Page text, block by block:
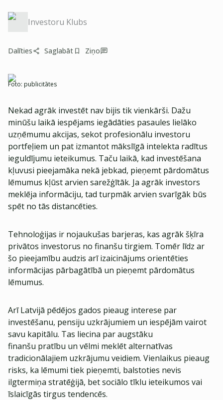
Investoru Klubs
Dalīties Saglabāt Ziņo
Foto: publicitātes
Nekad agrāk investēt nav bijis tik vienkārši. Dažu
minūšu laikā iespējams iegādāties pasaules lielāko
uzņēmumu akcijas, sekot profesionālu investoru
portfeļiem un pat izmantot mākslīgā intelekta radītus
ieguldījumu ieteikumus. Taču laikā, kad investēšana
kļuvusi pieejamāka nekā jebkad, pieņemt pārdomātus
lēmumus kļūst arvien sarežģītāk. Ja agrāk investors
meklēja informāciju, tad turpmāk arvien svarīgāk būs
spēt no tās distancēties.
Tehnoloģijas ir nojaukušas barjeras, kas agrāk šķīra
privātos investorus no finanšu tirgiem. Tomēr līdz ar
šo pieejamību audzis arī izaicinājums orientēties
informācijas pārbagātībā un pieņemt pārdomātus
lēmumus.
Arī Latvijā pēdējos gados pieaug interese par
investēšanu, pensiju uzkrājumiem un iespējām vairot
savu kapitālu. Tas liecina par augstāku
finanšu pratību un vēlmi meklēt alternatīvas
tradicionālajiem uzkrājumu veidiem. Vienlaikus pieaug
risks, ka lēmumi tiek pieņemti, balstoties nevis
ilgtermiņa stratēģijā, bet sociālo tīklu ieteikumos vai
īslaicīgās tirgus tendencēs.